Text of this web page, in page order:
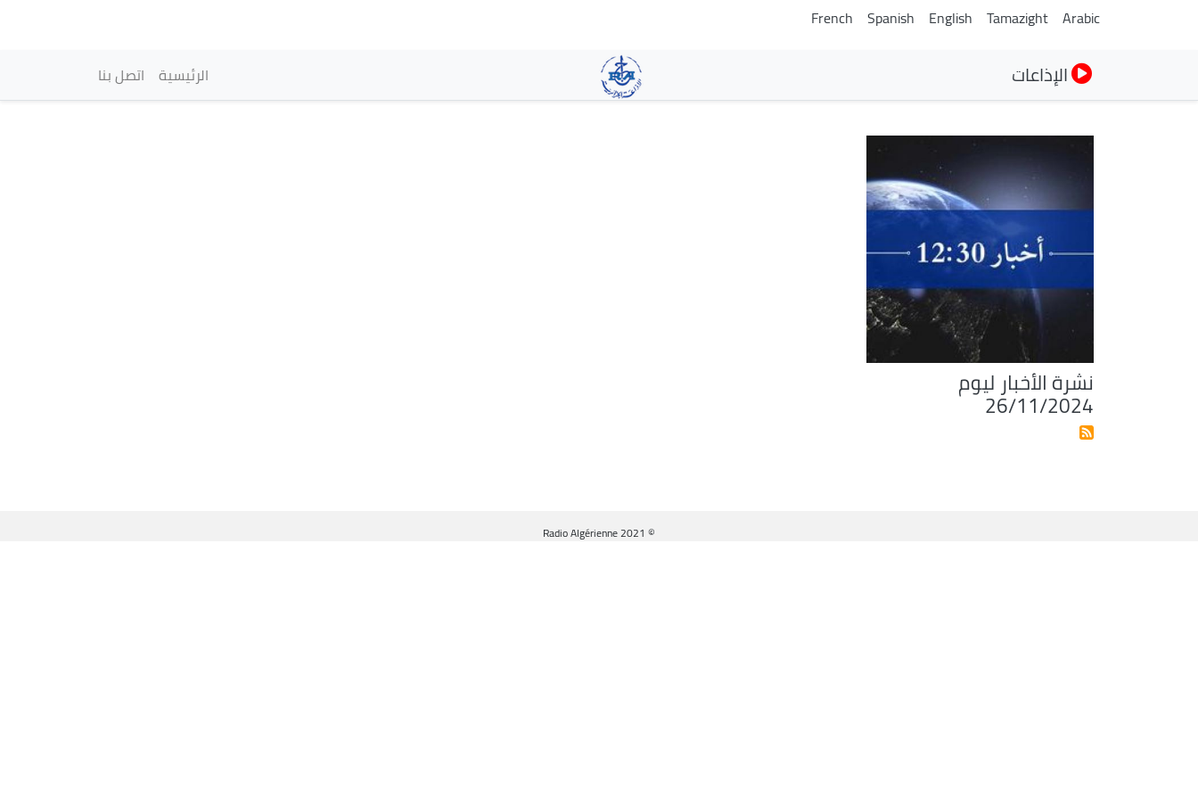
Arabic
Tamazight
English
Spanish
French
الإذاعات principale
الرئيسية اتصل بنا
نشرة الأخبار ليوم
26/11/2024
© Radio Algérienne 2021